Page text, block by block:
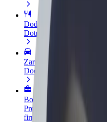
Dodaj swoją restaurację
Dotrzyj do większej
Zarejestruj się jako
Dodaj swoją flotę do
Bolt for Business
Produkty i usługi Bolt
firmy